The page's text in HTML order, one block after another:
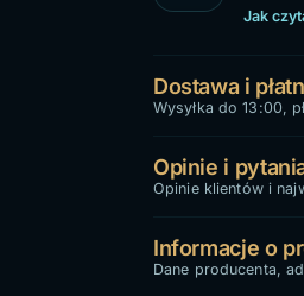
Jak
Dostawa i
Wysyłka do 13:00,
Opinie i
Opinie klientów i
Informacje o
Dane producenta,